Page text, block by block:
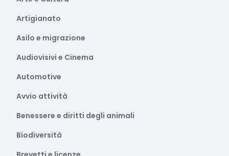
Artigianato
Asilo e migrazione
Audiovisivi e Cinema
Automotive
Avvio attività
Benessere e diritti degli animali
Biodiversità